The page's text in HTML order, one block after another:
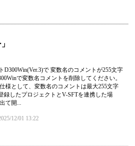
D300Win(Ver.3)で 変数名のコメントが255文字
で変数名コメントを削除してください。
様として、変数名のコメントは最大255文字
録したプロジェクトとV-SFTを連携した場
て開...
12/01 13:22